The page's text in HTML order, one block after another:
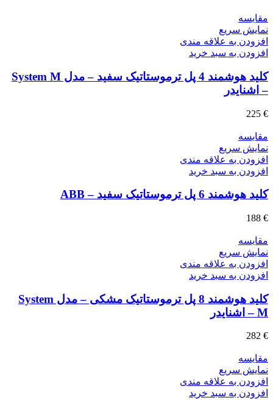
مقايسه
نمایش سریع
افزودن به علاقه مندی
افزودن به سبد خرید
کلید هوشمند 4 پل ترموستاتیک سفید – مدل System M
– اشنایدر
225 €
مقايسه
نمایش سریع
افزودن به علاقه مندی
افزودن به سبد خرید
کلید هوشمند 6 پل ترموستاتیک سفید – ABB
188 €
مقايسه
نمایش سریع
افزودن به علاقه مندی
افزودن به سبد خرید
کلید هوشمند 8 پل ترموستاتیک مشکی – مدل System
M – اشنایدر
282 €
مقايسه
نمایش سریع
افزودن به علاقه مندی
افزودن به سبد خرید